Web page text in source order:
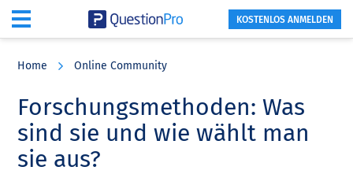
content
sidebar
KOSTENLOS ANMELDEN
Home Online Community
Forschungsmethoden: Was
sind sie und wie wählt man
sie aus?